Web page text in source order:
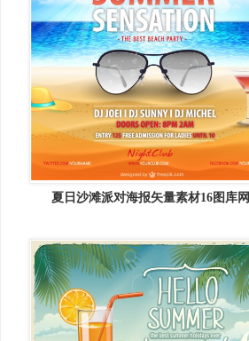
夏日沙滩派对海报矢量素材16图库网